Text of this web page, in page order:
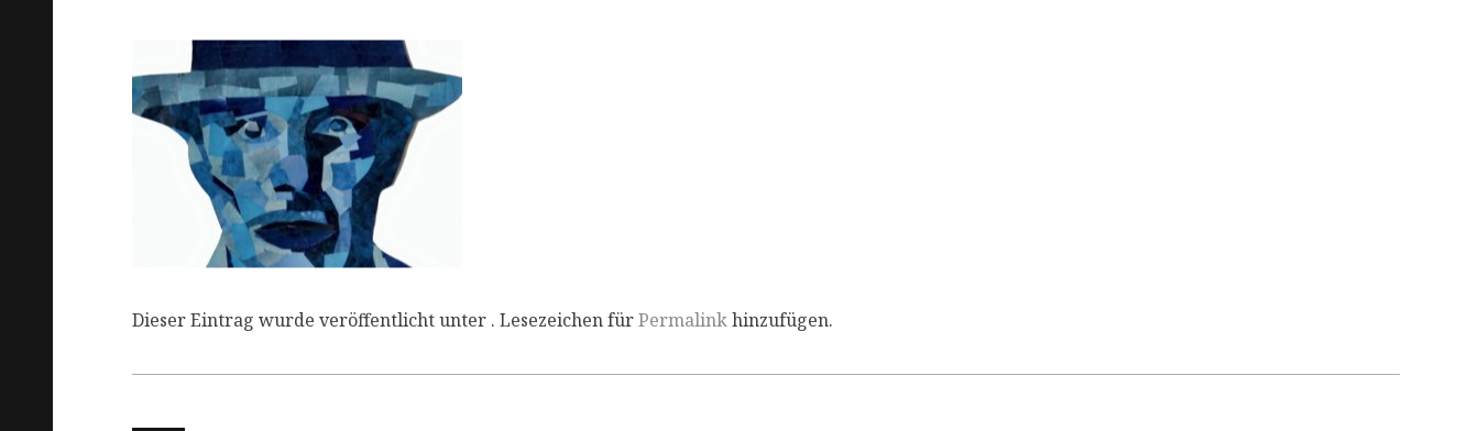
Dieser Eintrag wurde veröffentlicht unter . Lesezeichen fürPermalinkhinzufügen.